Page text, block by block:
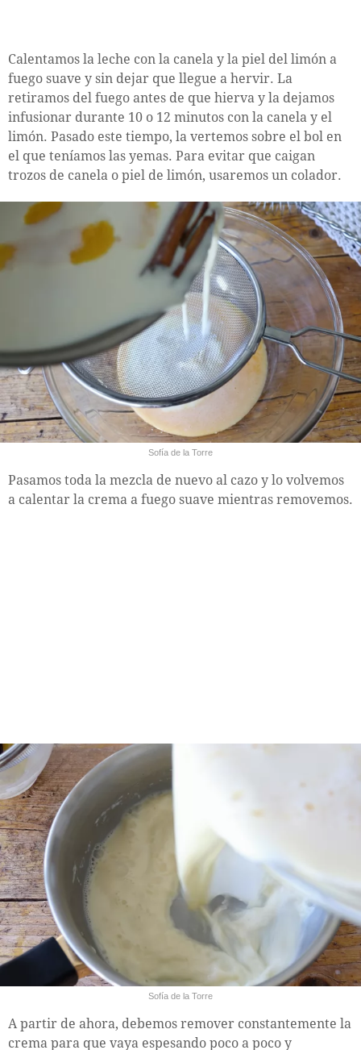
Calentamos la leche con la canela y la piel del limón a
fuego suave y sin dejar que llegue a hervir. La
retiramos del fuego antes de que hierva y la dejamos
infusionar durante 10 o 12 minutos con la canela y el
limón. Pasado este tiempo, la vertemos sobre el bol en
el que teníamos las yemas. Para evitar que caigan
trozos de canela o piel de limón, usaremos un colador.
Sofía de la Torre
Pasamos toda la mezcla de nuevo al cazo y lo volvemos
a calentar la crema a fuego suave mientras removemos.
Sofía de la Torre
A partir de ahora, debemos remover constantemente la
crema para que vaya espesando poco a poco y